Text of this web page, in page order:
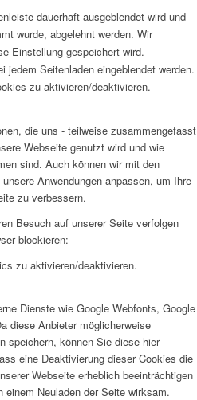
dauerhaft ausgeblendet wird und
wurde, abgelehnt werden. Wir
Einstellung gespeichert wird.
jedem Seitenladen eingeblendet werden.
zu aktivieren/deaktivieren.
die uns - teilweise zusammengefasst
Webseite genutzt wird und wie
sind. Auch können wir mit den
Anwendungen anpassen, um Ihre
zu verbessern.
Besuch auf unserer Seite verfolgen
blockieren:
zu aktivieren/deaktivieren.
Dienste wie Google Webfonts, Google
diese Anbieter möglicherweise
speichern, können Sie diese hier
eine Deaktivierung dieser Cookies die
Webseite erheblich beeinträchtigen
einem Neuladen der Seite wirksam.